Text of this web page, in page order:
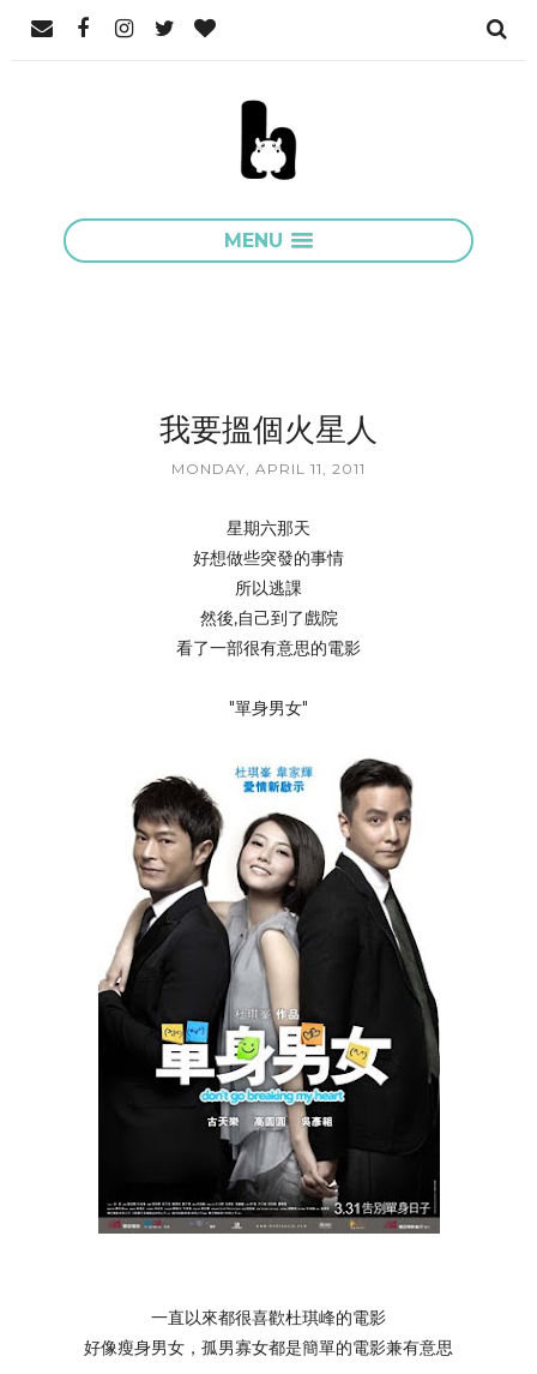
MENU
我要搵個火星人
MONDAY, APRIL 11, 2011
星期六那天
好想做些突發的事情
所以逃課
然後,自己到了戲院
看了一部很有意思的電影
"單身男女"
一直以來都很喜歡杜琪峰的電影
好像瘦身男女，孤男寡女都是簡單的電影兼有意思